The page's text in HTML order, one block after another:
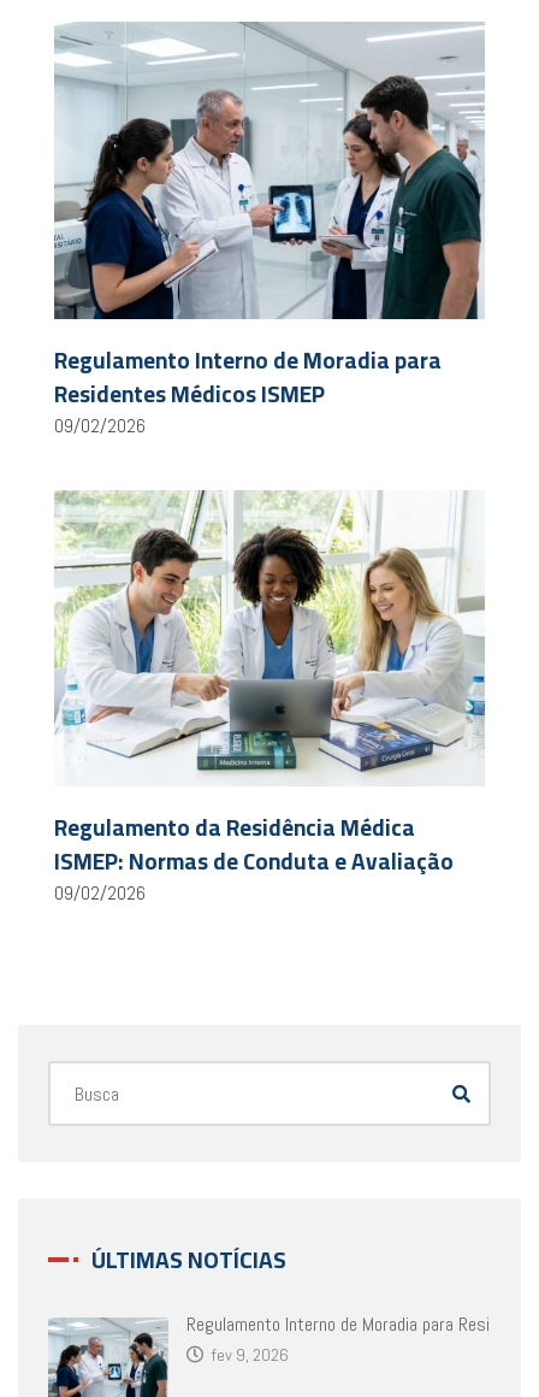
Regulamento Interno de Moradia para
Residentes Médicos ISMEP
09/02/2026
Regulamento da Residência Médica
ISMEP: Normas de Conduta e Avaliação
09/02/2026
ÚLTIMAS NOTÍCIAS
Regulamento Interno de Moradia para Resi
fev 9, 2026